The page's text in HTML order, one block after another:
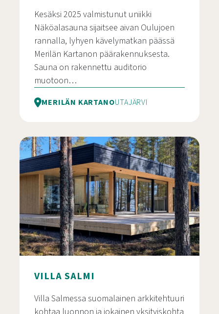
Kesäksi 2025 valmistunut uniikki
Näköalasauna sijaitsee aivan Oulujoen
rannalla, lyhyen kävelymatkan päässä
Merilän Kartanon päärakennuksesta.
Sauna on rakennettu auditorio
muotoon…
MERILÄN KARTANOUTAJÄRVI
VILLA SALMI
Villa Salmessa suomalainen arkkitehtuuri